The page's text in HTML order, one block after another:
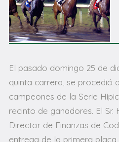
El pasado domingo 25 de
quinta carrera, se procedió
campeones de la Serie
recinto de ganadores. El Sr.
Director de Finanzas de
entrega de la primera